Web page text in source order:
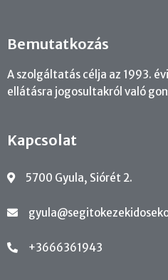
Bemutatkozás
A szolgáltatás célja az 1993.
ellátásra jogosultakról való
Kapcsolat
5700 Gyula, Siórét 2.
+3666361943